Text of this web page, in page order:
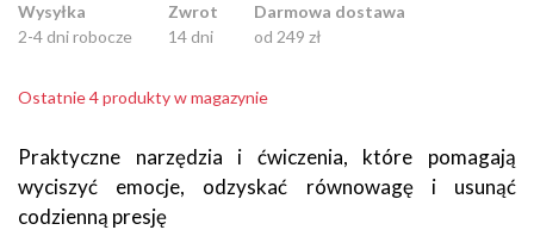
Wysyłka
2-4 dni robocze
Zwrot
14 dni
Darmowa dostawa
od 249 zł
Ostatnie 4 produkty w magazynie
Praktyczne narzędzia i ćwiczenia, które pomagają
wyciszyć emocje, odzyskać równowagę i usunąć
codzienną presję